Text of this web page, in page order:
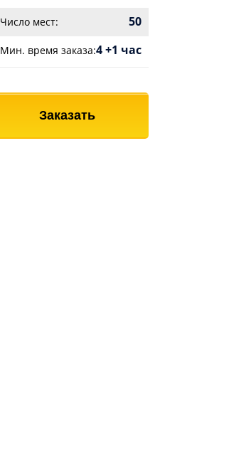
Число мест: 50
Мин. время заказа:4 +1 час
Заказать